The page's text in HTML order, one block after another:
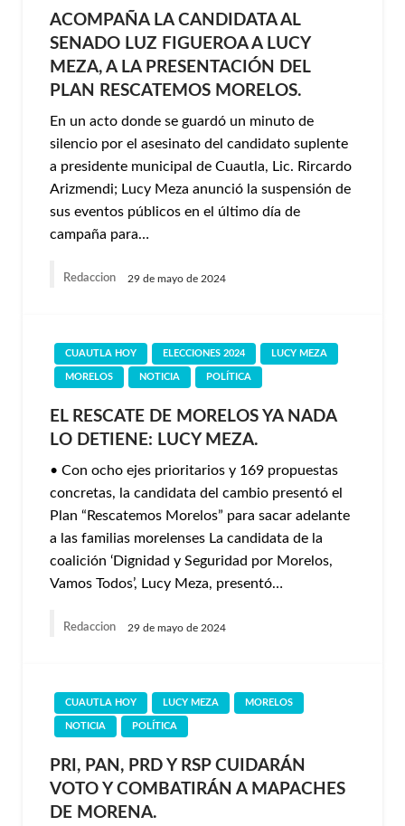
ACOMPAÑA LA CANDIDATA AL
SENADO LUZ FIGUEROA A LUCY
MEZA, A LA PRESENTACIÓN DEL
PLAN RESCATEMOS MORELOS.
En un acto donde se guardó un minuto de
silencio por el asesinato del candidato suplente
a presidente municipal de Cuautla, Lic. Rircardo
Arizmendi; Lucy Meza anunció la suspensión de
sus eventos públicos en el último día de
campaña para…
Redaccion 29 de mayo de 2024
CUAUTLA HOY ELECCIONES 2024 LUCY MEZA
MORELOS NOTICIA POLÍTICA
EL RESCATE DE MORELOS YA NADA
LO DETIENE: LUCY MEZA.
•⁠ ⁠Con ocho ejes prioritarios y 169 propuestas
concretas, la candidata del cambio presentó el
Plan “Rescatemos Morelos” para sacar adelante
a las familias morelenses La candidata de la
coalición ‘Dignidad y Seguridad por Morelos,
Vamos Todos’, Lucy Meza, presentó…
Redaccion 29 de mayo de 2024
CUAUTLA HOY LUCY MEZA MORELOS
NOTICIA POLÍTICA
PRI, PAN, PRD Y RSP CUIDARÁN
VOTO Y COMBATIRÁN A MAPACHES
DE MORENA.